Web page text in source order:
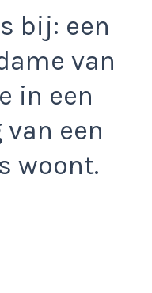
bij: een
van
in een
een
woont.